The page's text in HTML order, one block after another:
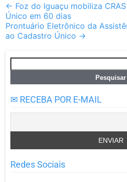
Post
navigation
← Foz do Iguaçu mobiliza
Único em 60 dias
Prontuário Eletrônico da
ao Cadastro Único →
por:
✉ RECEBA POR E-MAIL
Redes Sociais